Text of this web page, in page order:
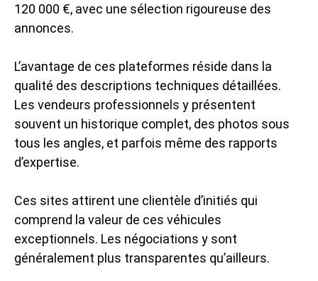
120 000 €, avec une sélection rigoureuse des
annonces.
L’avantage de ces plateformes réside dans la
qualité des descriptions techniques détaillées.
Les vendeurs professionnels y présentent
souvent un historique complet, des photos sous
tous les angles, et parfois même des rapports
d’expertise.
Ces sites attirent une clientèle d’initiés qui
comprend la valeur de ces véhicules
exceptionnels. Les négociations y sont
généralement plus transparentes qu’ailleurs.